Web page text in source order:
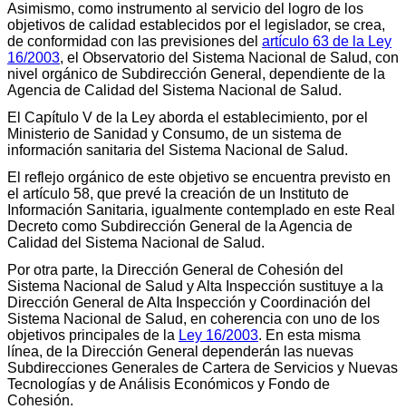
Asimismo, como instrumento al servicio del logro de los
objetivos de calidad establecidos por el legislador, se crea,
de conformidad con las previsiones del artículo 63 de la Ley
16/2003, el Observatorio del Sistema Nacional de Salud, con
nivel orgánico de Subdirección General, dependiente de la
Agencia de Calidad del Sistema Nacional de Salud.
El Capítulo V de la Ley aborda el establecimiento, por el
Ministerio de Sanidad y Consumo, de un sistema de
información sanitaria del Sistema Nacional de Salud.
El reflejo orgánico de este objetivo se encuentra previsto en
el artículo 58, que prevé la creación de un Instituto de
Información Sanitaria, igualmente contemplado en este Real
Decreto como Subdirección General de la Agencia de
Calidad del Sistema Nacional de Salud.
Por otra parte, la Dirección General de Cohesión del
Sistema Nacional de Salud y Alta Inspección sustituye a la
Dirección General de Alta Inspección y Coordinación del
Sistema Nacional de Salud, en coherencia con uno de los
objetivos principales de la Ley 16/2003. En esta misma
línea, de la Dirección General dependerán las nuevas
Subdirecciones Generales de Cartera de Servicios y Nuevas
Tecnologías y de Análisis Económicos y Fondo de
Cohesión.